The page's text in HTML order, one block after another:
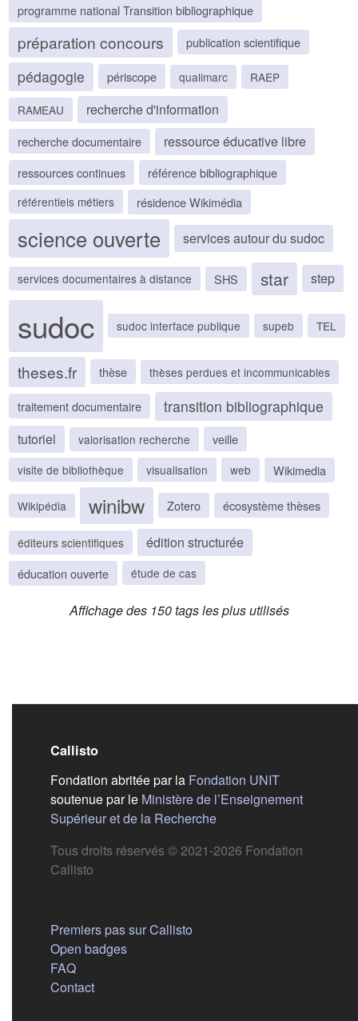
programme national Transition bibliographique
préparation concours publication scientifique
pédagogie périscope qualimarc RAEP
RAMEAU recherche d'information
recherche documentaire ressource éducative libre
ressources continues référence bibliographique
référentiels métiers résidence Wikimédia
science ouverte services autour du sudoc
services documentaires à distance SHS star step
sudoc sudoc interface publique supeb TEL
theses.fr thèse thèses perdues et incommunicables
traitement documentaire transition bibliographique
tutoriel valorisation recherche veille
visite de bibliothèque visualisation web Wikimedia
Wikipédia winibw Zotero écosystème thèses
éditeurs scientifiques édition structurée
éducation ouverte étude de cas
Affichage des 150 tags les plus utilisés
Callisto
Fondation abritée par la Fondation UNIT(s'ouvre
soutenue par le Ministère de l’Enseignement
Supérieur et de la Recherche(s'ouvre dans un nouvel
Tous droits réservés © 2021-2026 Fondation
Callisto
Premiers pas sur Callisto
Open badges
FAQ
Contact